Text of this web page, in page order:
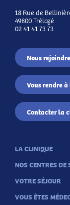
18 Rue de
49800 Trélazé
02 41 41 73 73
Nous rejoindre
Vous rendre
Contacter la
LA CLINIQUE
NOS CENTRES DE
VOTRE SÉJOUR
VOUS ÊTES